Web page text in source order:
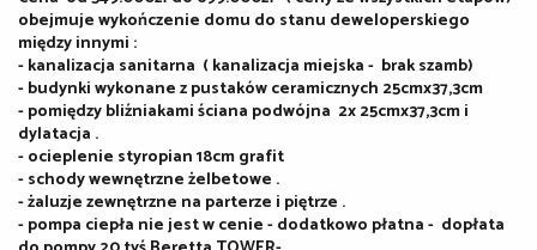
obejmuje wykończenie domu do stanu deweloperskiego
między innymi :
- kanalizacja sanitarna ( kanalizacja miejska - brak szamb)
- budynki wykonane z pustaków ceramicznych 25cmx37,3cm
- pomiędzy bliźniakami ściana podwójna 2x 25cmx37,3cm i
dylatacja .
- ocieplenie styropian 18cm grafit
- schody wewnętrzne żelbetowe .
- żaluzje zewnętrzne na parterze i piętrze .
- pompa ciepła nie jest w cenie - dodatkowo płatna - dopłata